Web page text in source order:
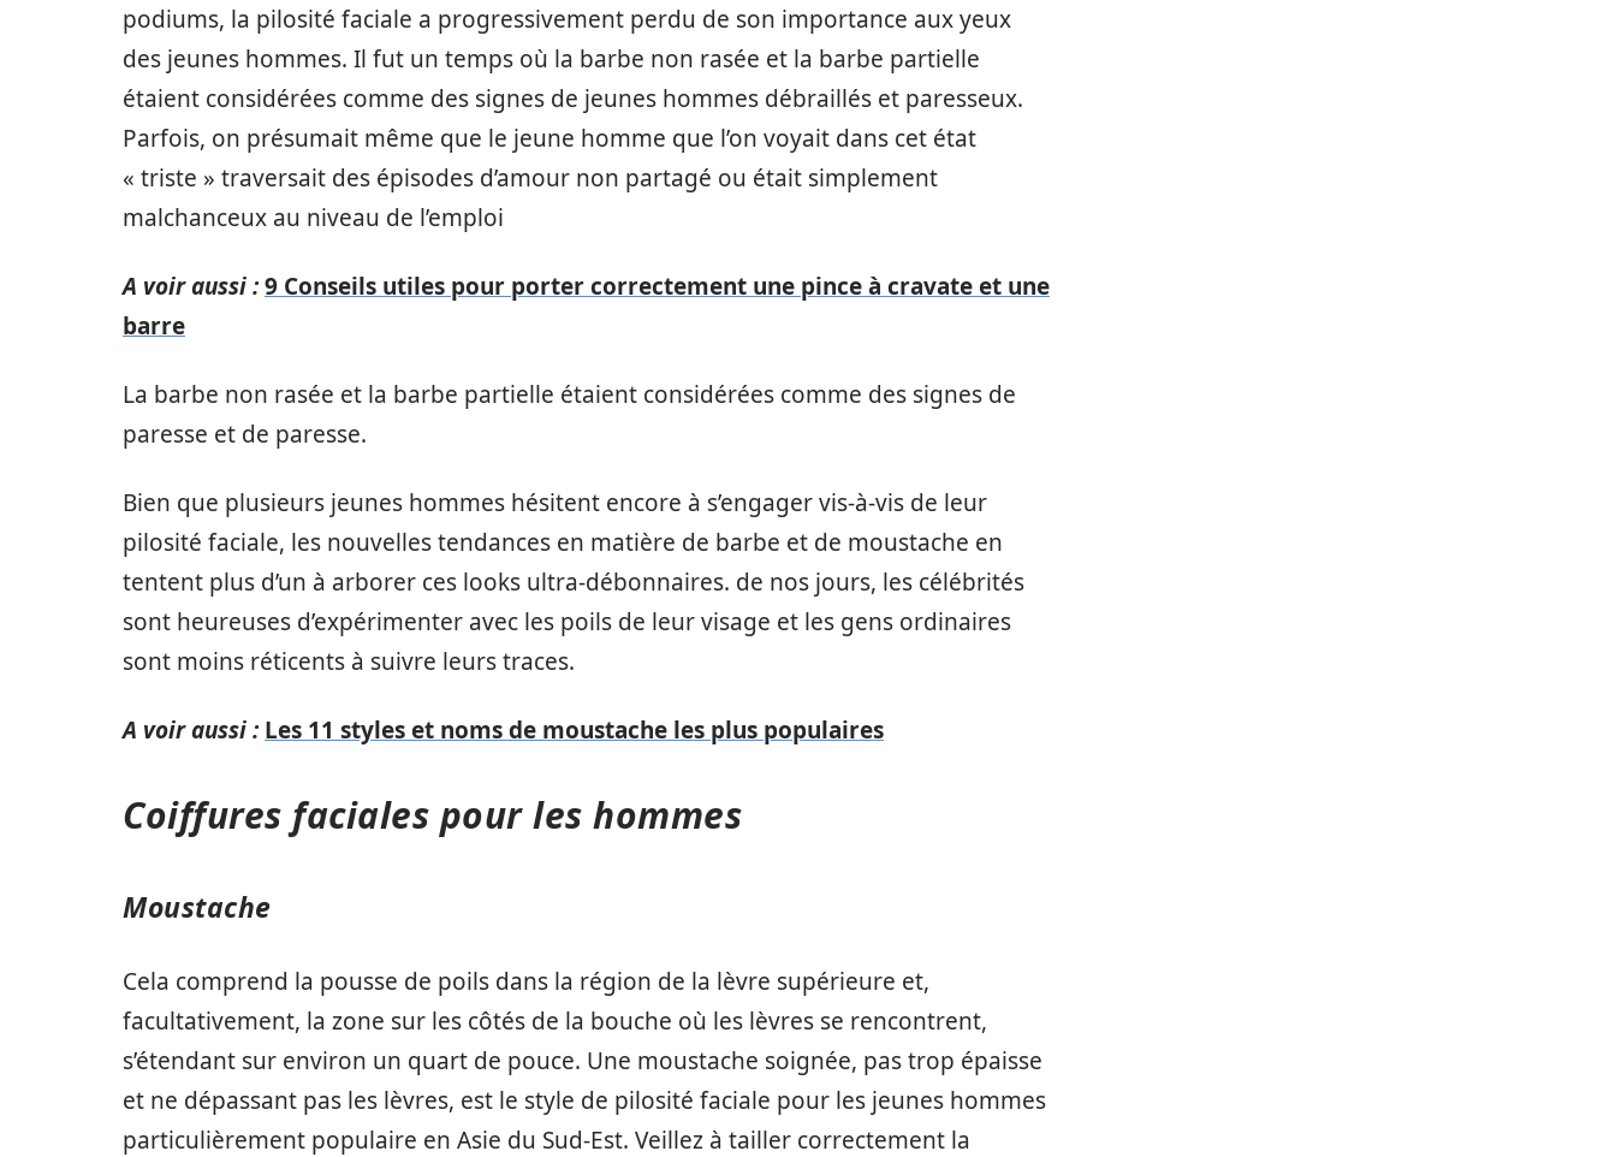
podiums, la pilosité faciale a progressivement perdu de son importance aux yeux
des jeunes hommes. Il fut un temps où la barbe non rasée et la barbe partielle
étaient considérées comme des signes de jeunes hommes débraillés et paresseux.
Parfois, on présumait même que le jeune homme que l’on voyait dans cet état
« triste » traversait des épisodes d’amour non partagé ou était simplement
malchanceux au niveau de l’emploi
A voir aussi :9 Conseils utiles pour porter correctement une pince à cravate et une
barre
La barbe non rasée et la barbe partielle étaient considérées comme des signes de
paresse et de paresse.
Bien que plusieurs jeunes hommes hésitent encore à s’engager vis-à-vis de leur
pilosité faciale, les nouvelles tendances en matière de barbe et de moustache en
tentent plus d’un à arborer ces looks ultra-débonnaires. de nos jours, les célébrités
sont heureuses d’expérimenter avec les poils de leur visage et les gens ordinaires
sont moins réticents à suivre leurs traces.
A voir aussi : Les 11 styles et noms de moustache les plus populaires
Coiffures faciales pour les hommes
Moustache
Cela comprend la pousse de poils dans la région de la lèvre supérieure et,
facultativement, la zone sur les côtés de la bouche où les lèvres se rencontrent,
s’étendant sur environ un quart de pouce. Une moustache soignée, pas trop épaisse
et ne dépassant pas les lèvres, est le style de pilosité faciale pour les jeunes hommes
particulièrement populaire en Asie du Sud-Est. Veillez à tailler correctement la